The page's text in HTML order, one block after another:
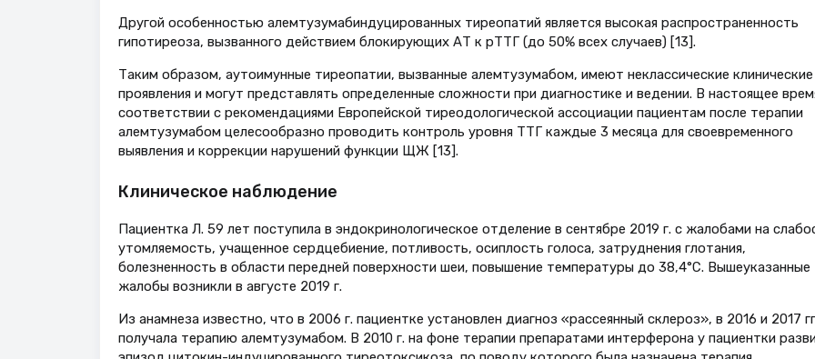
Другой особенностью алемтузумабиндуцированных тиреопатий является высокая распространенность
гипотиреоза, вызванного действием блокирующих АТ к рТТГ (до 50% всех случаев) [13].
Таким образом, аутоимунные тиреопатии, вызванные алемтузумабом, имеют неклассические клинические
проявления и могут представлять определенные сложности при диагностике и ведении. В настоящее
соответствии с рекомендациями Европейской тиреодологической ассоциации пациентам после терапии
алемтузумабом целесообразно проводить контроль уровня ТТГ каждые 3 месяца для своевременного
выявления и коррекции нарушений функции ЩЖ [13].
Клиническое наблюдение
Пациентка Л. 59 лет поступила в эндокринологическое отделение в сентябре 2019 г. с жалобами на
утомляемость, учащенное сердцебиение, потливость, осиплость голоса, затруднения глотания,
болезненность в области передней поверхности шеи, повышение температуры до 38,4°С. Вышеуказанные
жалобы возникли в августе 2019 г.
Из анамнеза известно, что в 2006 г. пациентке установлен диагноз «рассеянный склероз», в 2016 и 2017
получала терапию алемтузумабом. В 2010 г. на фоне терапии препаратами интерферона у пациентки